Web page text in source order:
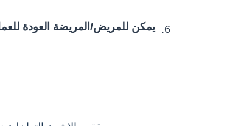
6. يمكن للمريض/المريضة العودة